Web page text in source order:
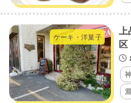
ケーキ・洋菓子
上
区